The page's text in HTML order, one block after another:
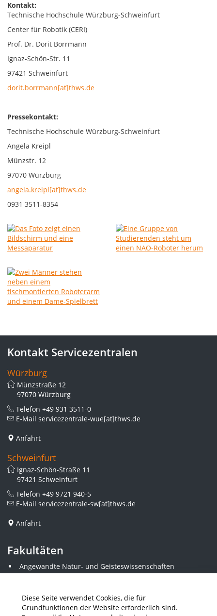
Diese Seite verwendet Cookies, die für
Grundfunktionen der Website erforderlich sind.
Kontakt:
Technische Hochschule Würzburg-Schweinfurt
Center für Robotik (CERI)
Prof. Dr. Dorit Borrmann
Ignaz-Schön-Str. 11
97421 Schweinfurt
dorit.borrmann[at]thws.de
Pressekontakt:
Technische Hochschule Würzburg-Schweinfurt
Angela Kreipl
Münzstr. 12
97070 Würzburg
angela.kreipl[at]thws.de
0931 3511-8354
Kontakt Servicezentralen
Würzburg
Münzstraße 12
97070 Würzburg
Telefon +49 931 3511-0
E-Mail servicezentrale-wue[at]thws.de
Anfahrt
Schweinfurt
Ignaz-Schön-Straße 11
97421 Schweinfurt
Telefon +49 9721 940-5
E-Mail servicezentrale-sw[at]thws.de
Anfahrt
Fakultäten
Angewandte Natur- und Geisteswissenschaften
Angewandte Sozialwissenschaften
Elektrotechnik
Gestaltung